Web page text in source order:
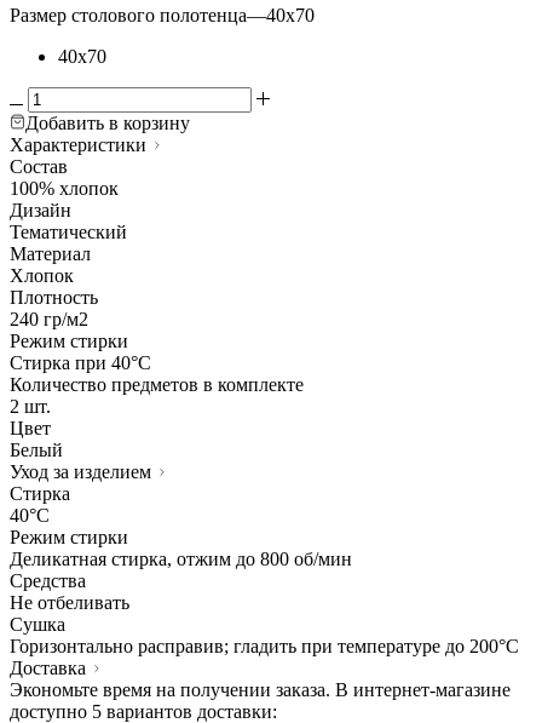
Размер столового полотенца—40х70
40х70
Добавить в корзину
Характеристики
Состав
100% хлопок
Дизайн
Тематический
Материал
Хлопок
Плотность
240 гр/м2
Режим стирки
Стирка при 40°С
Количество предметов в комплекте
2 шт.
Цвет
Белый
Уход за изделием
Стирка
40°C
Режим стирки
Деликатная стирка, отжим до 800 об/мин
Средства
Не отбеливать
Сушка
Горизонтально расправив; гладить при температуре до 200°C
Доставка
Экономьте время на получении заказа. В интернет-магазине
доступно 5 вариантов доставки: